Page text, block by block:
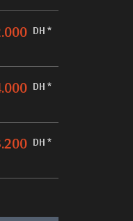
DH *
DH *
DH *